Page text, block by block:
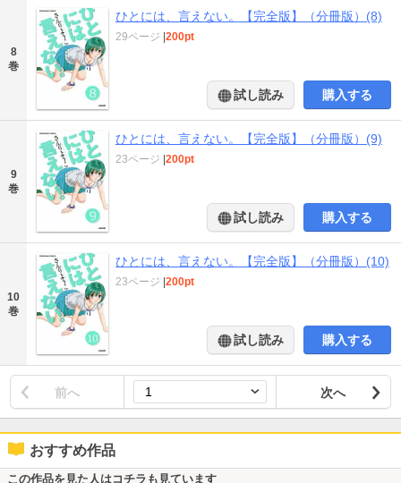
8
巻
ひとには、言えない。【完全版】（分冊版）(8)
29ページ |200pt
試し読み 購入する
9
巻
ひとには、言えない。【完全版】（分冊版）(9)
23ページ |200pt
試し読み 購入する
10
巻
ひとには、言えない。【完全版】（分冊版）(10)
23ページ |200pt
試し読み 購入する
前へ 次へ
おすすめ作品
この作品を見た人はコチラも見ています